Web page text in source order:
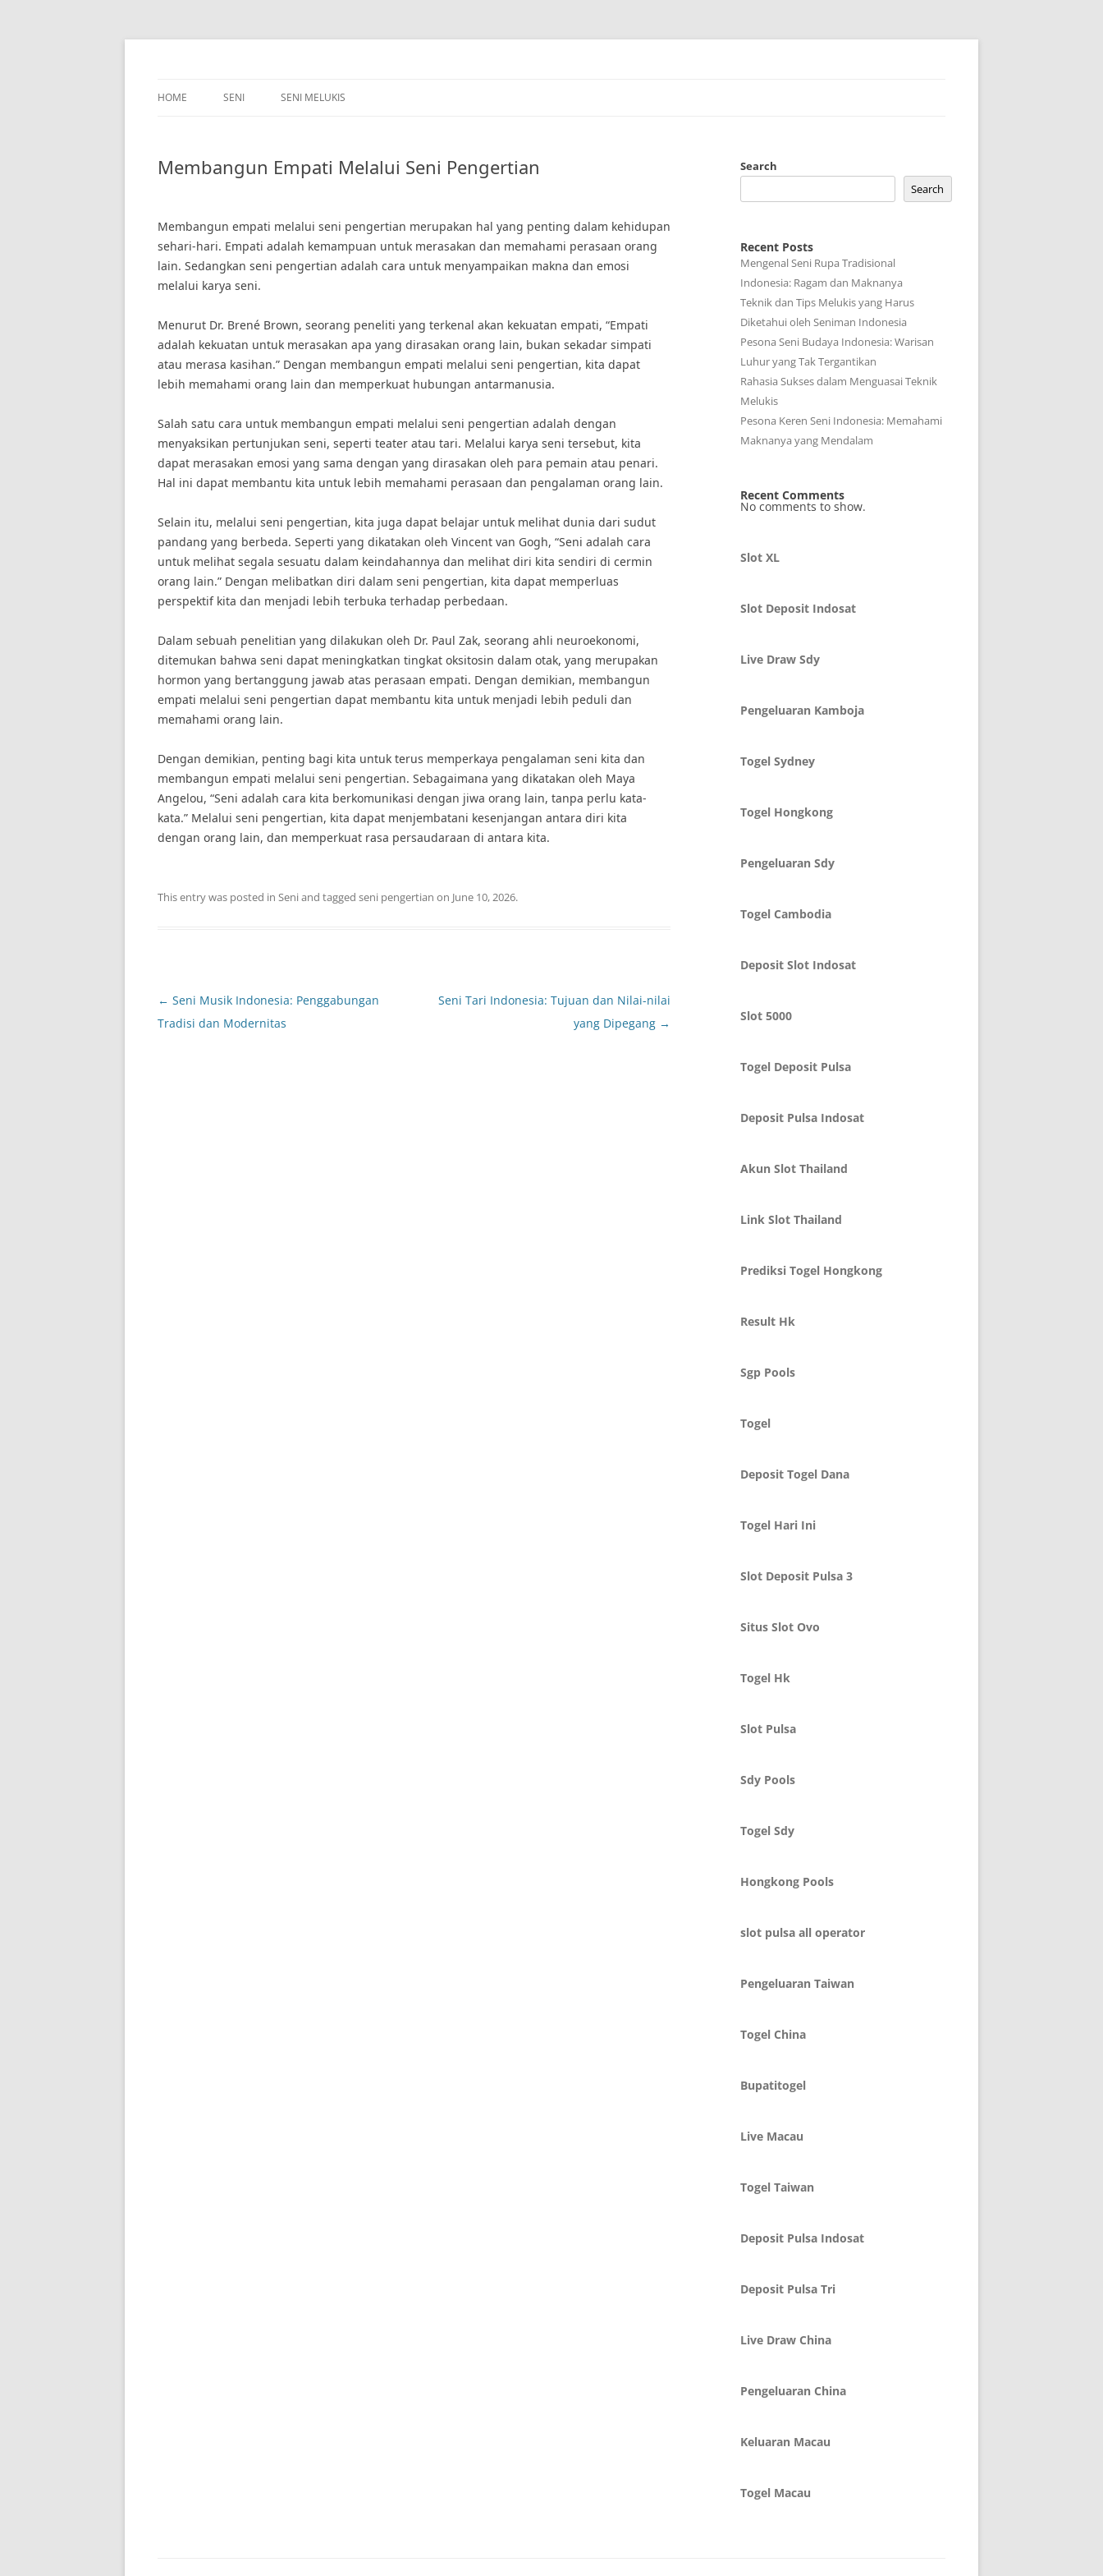
Skip
HOME SENI SENI MELUKIS
Membangun Empati Melalui Seni Pengertian
Membangun empati melalui seni pengertian merupakan hal yang penting dalam kehidupan
sehari-hari. Empati adalah kemampuan untuk merasakan dan memahami perasaan orang
lain. Sedangkan seni pengertian adalah cara untuk menyampaikan makna dan emosi
melalui karya seni.
Menurut Dr. Brené Brown, seorang peneliti yang terkenal akan kekuatan empati, “Empati
adalah kekuatan untuk merasakan apa yang dirasakan orang lain, bukan sekadar simpati
atau merasa kasihan.” Dengan membangun empati melalui seni pengertian, kita dapat
lebih memahami orang lain dan memperkuat hubungan antarmanusia.
Salah satu cara untuk membangun empati melalui seni pengertian adalah dengan
menyaksikan pertunjukan seni, seperti teater atau tari. Melalui karya seni tersebut, kita
dapat merasakan emosi yang sama dengan yang dirasakan oleh para pemain atau penari.
Hal ini dapat membantu kita untuk lebih memahami perasaan dan pengalaman orang lain.
Selain itu, melalui seni pengertian, kita juga dapat belajar untuk melihat dunia dari sudut
pandang yang berbeda. Seperti yang dikatakan oleh Vincent van Gogh, “Seni adalah cara
untuk melihat segala sesuatu dalam keindahannya dan melihat diri kita sendiri di cermin
orang lain.” Dengan melibatkan diri dalam seni pengertian, kita dapat memperluas
perspektif kita dan menjadi lebih terbuka terhadap perbedaan.
Dalam sebuah penelitian yang dilakukan oleh Dr. Paul Zak, seorang ahli neuroekonomi,
ditemukan bahwa seni dapat meningkatkan tingkat oksitosin dalam otak, yang merupakan
hormon yang bertanggung jawab atas perasaan empati. Dengan demikian, membangun
empati melalui seni pengertian dapat membantu kita untuk menjadi lebih peduli dan
memahami orang lain.
Dengan demikian, penting bagi kita untuk terus memperkaya pengalaman seni kita dan
membangun empati melalui seni pengertian. Sebagaimana yang dikatakan oleh Maya
Angelou, “Seni adalah cara kita berkomunikasi dengan jiwa orang lain, tanpa perlu kata-
kata.” Melalui seni pengertian, kita dapat menjembatani kesenjangan antara diri kita
dengan orang lain, dan memperkuat rasa persaudaraan di antara kita.
This entry was posted in Seniand tagged seni pengertian on June 10, 2026.
Post
navigation
← Seni Musik Indonesia: Penggabungan
Tradisi dan Modernitas
Seni Tari Indonesia: Tujuan dan Nilai-nilai
yang Dipegang →
Search
Search
Recent Posts
Mengenal Seni Rupa Tradisional
Indonesia: Ragam dan Maknanya
Teknik dan Tips Melukis yang Harus
Diketahui oleh Seniman Indonesia
Pesona Seni Budaya Indonesia: Warisan
Luhur yang Tak Tergantikan
Rahasia Sukses dalam Menguasai Teknik
Melukis
Pesona Keren Seni Indonesia: Memahami
Maknanya yang Mendalam
Recent Comments
No comments to show.
Slot XL
Slot Deposit Indosat
Live Draw Sdy
Pengeluaran Kamboja
Togel Sydney
Togel Hongkong
Pengeluaran Sdy
Togel Cambodia
Deposit Slot Indosat
Slot 5000
Togel Deposit Pulsa
Deposit Pulsa Indosat
Akun Slot Thailand
Link Slot Thailand
Prediksi Togel Hongkong
Result Hk
Sgp Pools
Togel
Deposit Togel Dana
Togel Hari Ini
Slot Deposit Pulsa 3
Situs Slot Ovo
Togel Hk
Slot Pulsa
Sdy Pools
Togel Sdy
Hongkong Pools
slot pulsa all operator
Pengeluaran Taiwan
Togel China
Bupatitogel
Live Macau
Togel Taiwan
Deposit Pulsa Indosat
Deposit Pulsa Tri
Live Draw China
Pengeluaran China
Keluaran Macau
Togel Macau